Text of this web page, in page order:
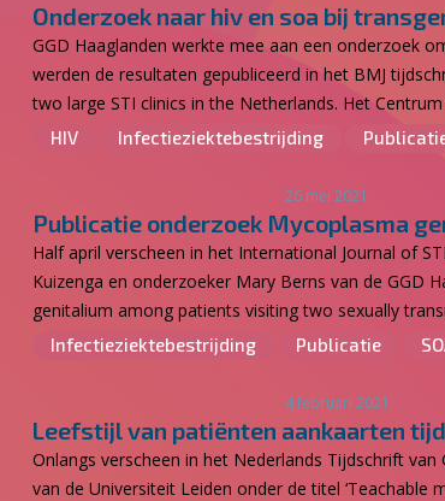
Onderzoek naar hiv en soa bij
GGD Haaglanden werkte mee aan een onderzoek
werden de resultaten gepubliceerd in het BMJ
two large STI clinics in the Netherlands. Het Centrum
HIV Infectieziektebestrijding
26 mei 2021
Publicatie onderzoek Mycoplasma
Half april verscheen in het International Journal of
Kuizenga en onderzoeker Mary Berns van de GGD
genitalium among patients visiting two sexually
Infectieziektebestrijding Publicatie
4 februari 2021
Leefstijl van patiënten aankaarten
Onlangs verscheen in het Nederlands Tijdschrift
van de Universiteit Leiden onder de titel